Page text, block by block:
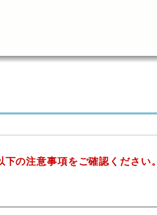
の注意事項をご確認ください。